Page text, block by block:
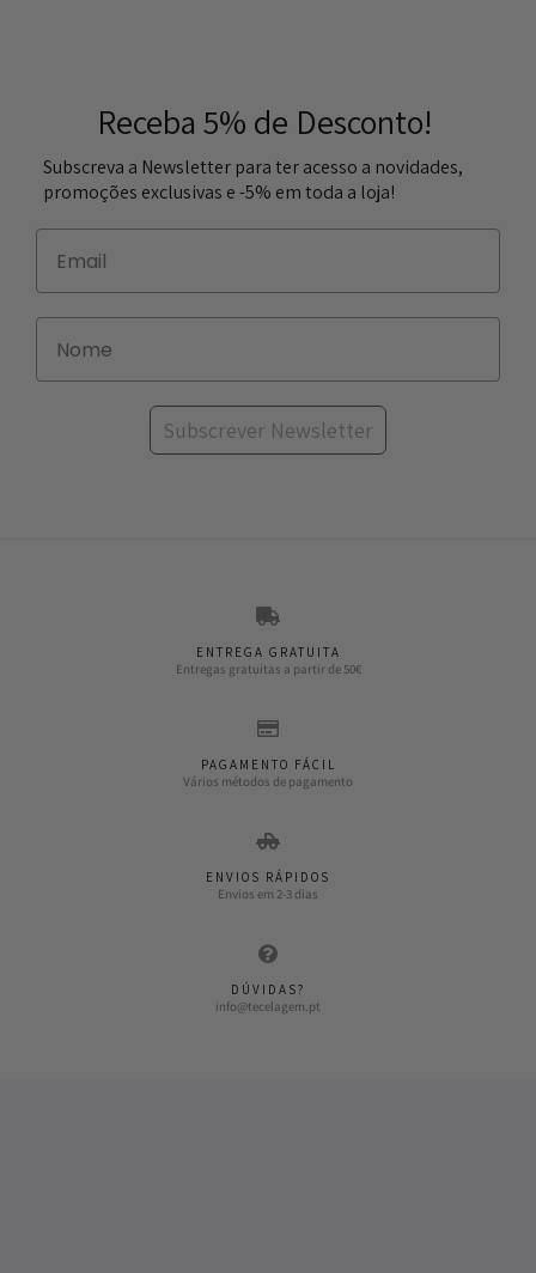
Receba 5% de Desconto!
Subscreva a Newsletter para ter acesso a novidades,
promoções exclusivas e -5% em toda a loja!
Subscrever Newsletter
ENTREGA GRATUITA
Entregas gratuitas a partir de 50€
PAGAMENTO FÁCIL
Vários métodos de pagamento
ENVIOS RÁPIDOS
Envios em 2-3 dias
DÚVIDAS?
info@tecelagem.pt